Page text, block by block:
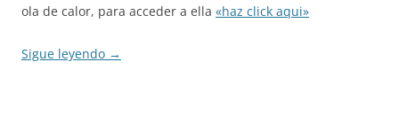
ola de calor, para acceder a ella «haz click aqui»
Sigue leyendo →